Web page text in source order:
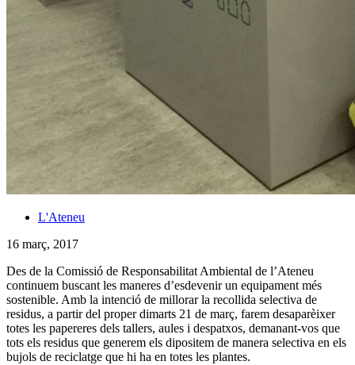
L'Ateneu
16 març, 2017
Des de la Comissió de Responsabilitat Ambiental de l’Ateneu
continuem buscant les maneres d’esdevenir un equipament més
sostenible. Amb la intenció de millorar la recollida selectiva de
residus, a partir del proper dimarts 21 de març, farem desaparèixer
totes les papereres dels tallers, aules i despatxos, demanant-vos que
tots els residus que generem els dipositem de manera selectiva en els
bujols de reciclatge que hi ha en totes les plantes.